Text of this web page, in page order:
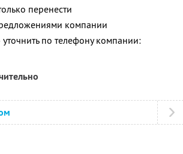
перенести
компании
по телефону компании: